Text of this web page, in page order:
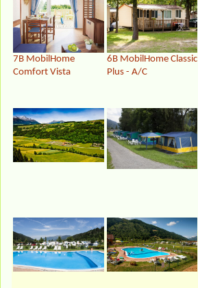
7B MobilHome
Comfort Vista
6B MobilHome Classic
Plus - A/C